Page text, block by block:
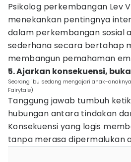
Psikolog perkembangan Lev
menekankan pentingnya
dalam perkembangan sosial
sederhana secara bertahap
membangun pemahaman
5. Ajarkan konsekuensi,
Seorang ibu sedang mengajari anak-
Fairytale)
Tanggung jawab tumbuh
hubungan antara tindakan
Konsekuensi yang logis
tanpa merasa dipermalukan